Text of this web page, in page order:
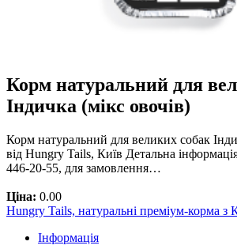
Корм натуральний для
Індичка (мікс овочів)
Корм натуральний для великих собак
від Hungry Tails, Київ Детальна
446-20-55, для замовлення…
Ціна: 0.00
Hungry Tails, натуральні преміум-корма з
Інформація